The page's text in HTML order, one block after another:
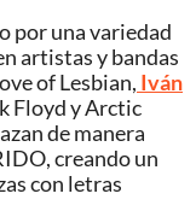
por una variedad
artistas y bandas
of Lesbian, Iván
Floyd y Arctic
de manera
creando un
con letras